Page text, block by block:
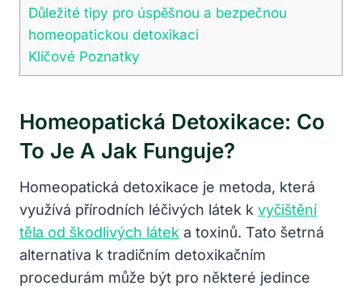
Důležité tipy pro úspěšnou a bezpečnou
homeopatickou detoxikaci
Klíčové Poznatky
Homeopatická ⁤detoxikace: Co
To Je A Jak Funguje?
Homeopatická⁣ detoxikace je ‌metoda, která
využívá přírodních⁣ léčivých látek k vyčištění
těla od škodlivých látek a toxinů. Tato šetrná
alternativa k tradičním detoxikačním
procedurám může‌ být pro některé⁤ jedince